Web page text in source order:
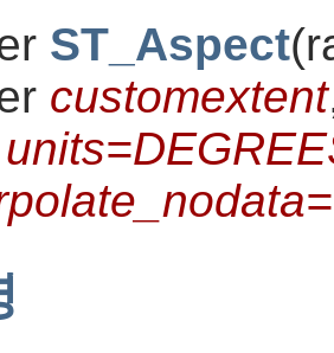
ST_Aspect(
customextent